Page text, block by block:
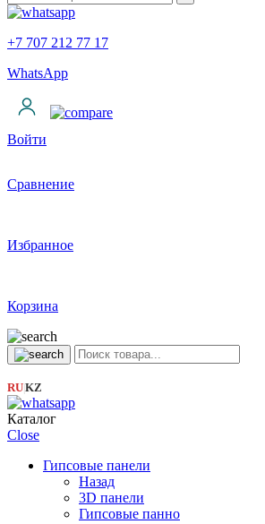
+7 707 212 77 17
WhatsApp
Войти
Сравнение
Избранное
Корзина
RU|KZ
Каталог
Close
Гипсовые панели
Назад
3D панели
Гипсовые панно